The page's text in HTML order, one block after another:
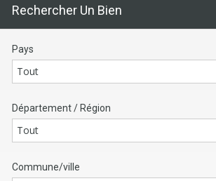
Rechercher Un Bien
Pays
Tout
Département / Région
Tout
Commune/ville